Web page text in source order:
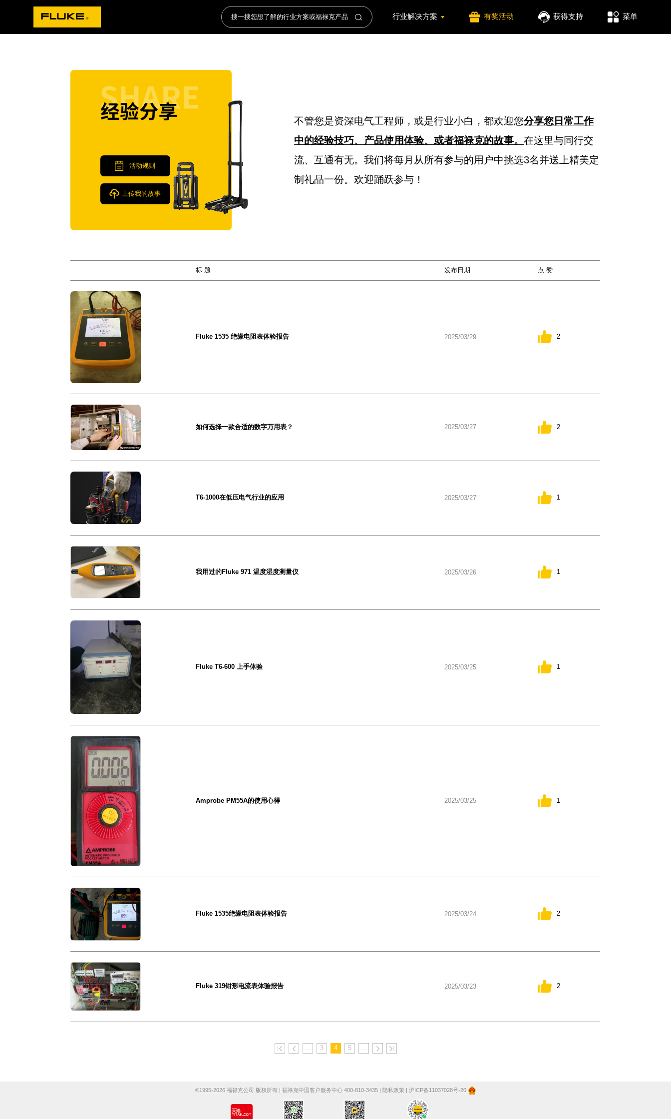
行业解决方案 有奖活动 获得支持 菜单
活动规则
上传我的故事
不管您是资深电气工程师，或是行业小白，都欢迎您分享您日常工作
中的经验技巧、产品使用体验、或者福禄克的故事。在这里与同行交
流、互通有无。我们将每月从所有参与的用户中挑选3名并送上精美定
制礼品一份。欢迎踊跃参与！
标 题 发布日期 点 赞
Fluke 1535 绝缘电阻表体验报告 2025/03/29 2
如何选择一款合适的数字万用表？ 2025/03/27 2
T6-1000在低压电气行业的应用 2025/03/27 1
我用过的Fluke 971 温度湿度测量仪 2025/03/26 1
Fluke T6-600 上手体验 2025/03/25 1
Amprobe PM55A的使用心得 2025/03/25 1
Fluke 1535绝缘电阻表体验报告 2025/03/24 2
Fluke 319钳形电流表体验报告 2025/03/23 2
3 4 5
©1995-2026 福禄克公司 版权所有 | 福禄克中国客户服务中心 400-810-3435 | 隐私政策 | 沪ICP备11037028号-20